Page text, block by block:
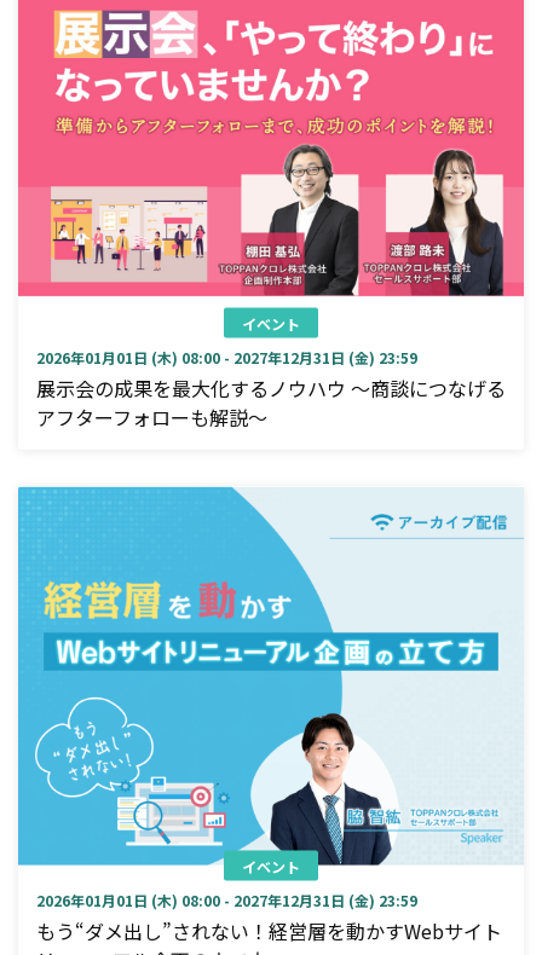
イベント
2026年01月01日 (木) 08:00 - 2027年12月31日 (金) 23:59
展示会の成果を最大化するノウハウ ～商談につなげる
アフターフォローも解説～
イベント
2026年01月01日 (木) 08:00 - 2027年12月31日 (金) 23:59
もう“ダメ出し”されない！経営層を動かすWebサイト